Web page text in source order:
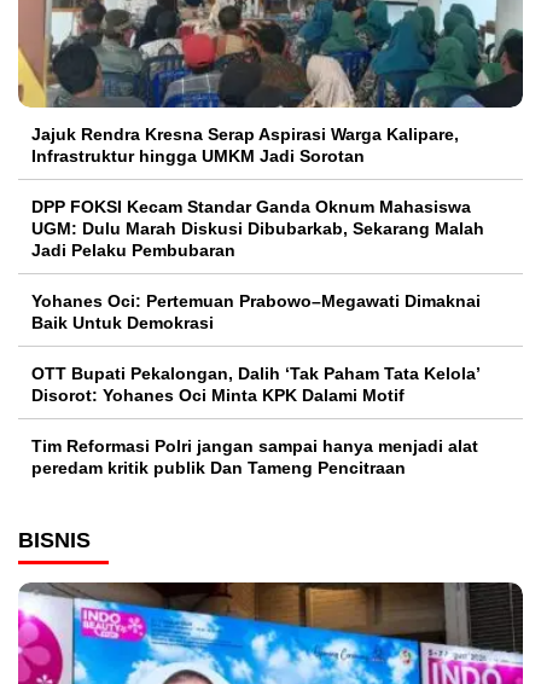
Jajuk Rendra Kresna Serap Aspirasi Warga Kalipare,
Infrastruktur hingga UMKM Jadi Sorotan
DPP FOKSI Kecam Standar Ganda Oknum Mahasiswa
UGM: Dulu Marah Diskusi Dibubarkab, Sekarang Malah
Jadi Pelaku Pembubaran
Yohanes Oci: Pertemuan Prabowo–Megawati Dimaknai
Baik Untuk Demokrasi
OTT Bupati Pekalongan, Dalih ‘Tak Paham Tata Kelola’
Disorot: Yohanes Oci Minta KPK Dalami Motif
Tim Reformasi Polri jangan sampai hanya menjadi alat
peredam kritik publik Dan Tameng Pencitraan
BISNIS